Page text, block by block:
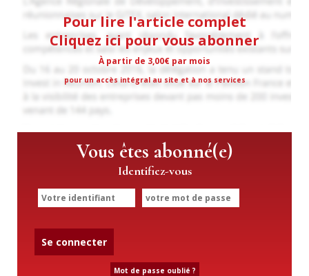
Pour lire l'article complet
Cliquez ici pour vous abonner
À partir de 3,00€ par mois
pour un accès intégral au site et à nos services
Vous êtes abonné(e)
Identifiez-vous
Se connecter
Mot de passe oublié ?